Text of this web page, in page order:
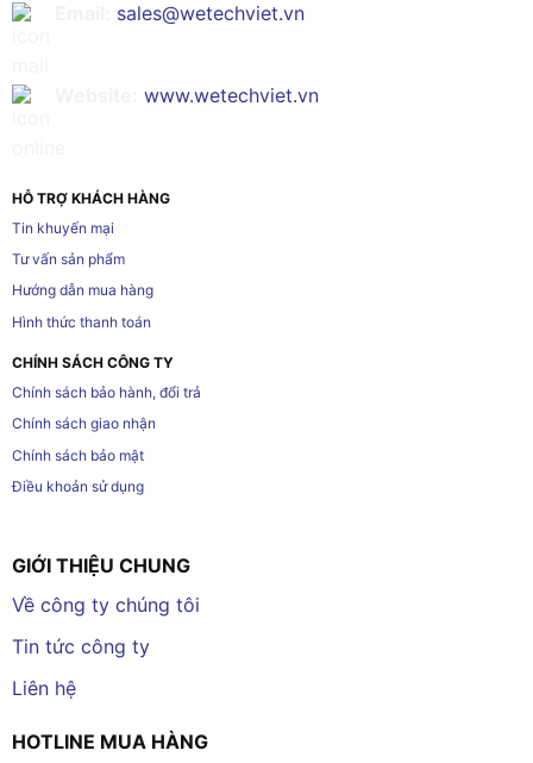
sales@wetechviet.vn
www.wetechviet.vn
HỖ TRỢ KHÁCH HÀNG
Tin khuyến mại
Tư vấn sản phẩm
Hướng dẫn mua hàng
Hình thức thanh toán
CHÍNH SÁCH CÔNG TY
Chính sách bảo hành, đổi trả
Chính sách giao nhận
Chính sách bảo mật
Điều khoản sử dụng
GIỚI THIỆU CHUNG
Về công ty chúng tôi
Tin tức công ty
Liên hệ
HOTLINE MUA HÀNG